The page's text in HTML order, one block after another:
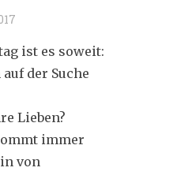
ist es soweit:
der Suche
Lieben?
immer
von